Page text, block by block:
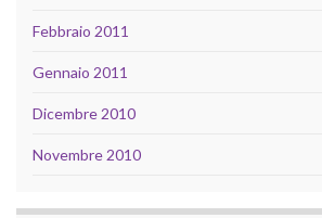
Febbraio 2011
Gennaio 2011
Dicembre 2010
Novembre 2010